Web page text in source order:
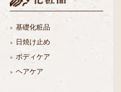
基礎化粧品
日焼け止め
ボディケア
ヘアケア